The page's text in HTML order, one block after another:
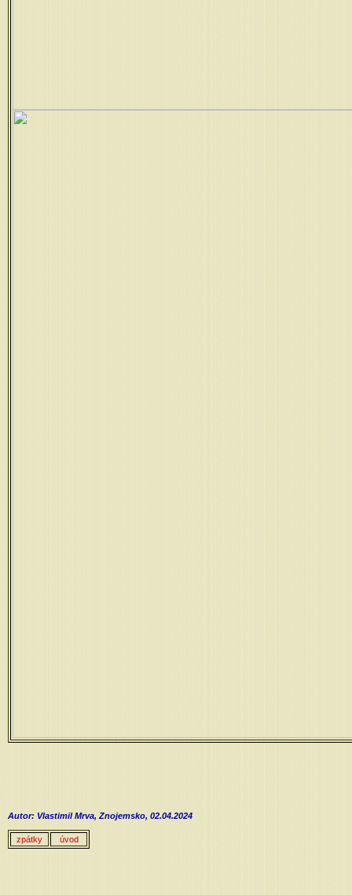
Autor: Vlastimil Mrva, Znojemsko, 02.04.2024
zpátky úvod